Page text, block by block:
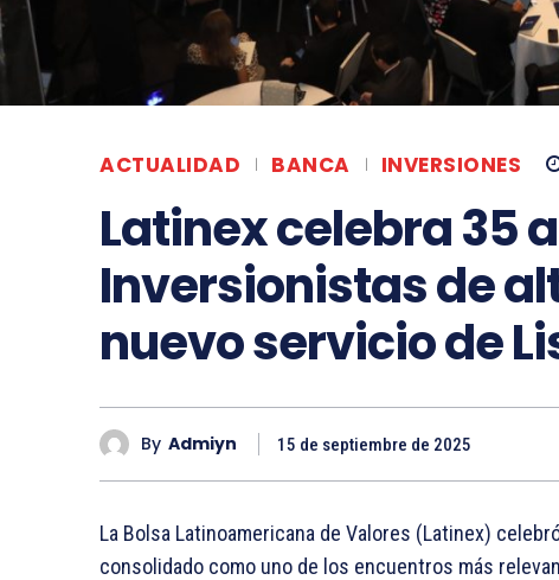
ACTUALIDAD BANCA INVERSIONES
Latinex celebra 35
Inversionistas de
nuevo servicio de
By Admiyn 15 de septiembre de 2025
La Bolsa Latinoamericana de Valores (Latinex)
consolidado como uno de los encuentros más